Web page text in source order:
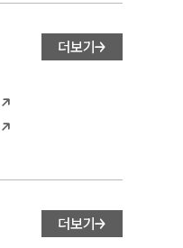
더보기
더보기